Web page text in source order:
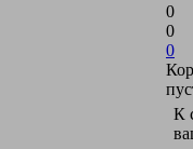
0
0
0
К